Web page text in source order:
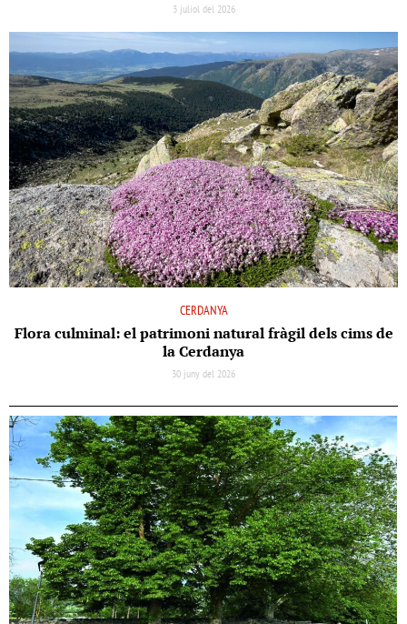
3 juliol del 2026
CERDANYA
Flora culminal: el patrimoni natural fràgil dels cims de
la Cerdanya
30 juny del 2026